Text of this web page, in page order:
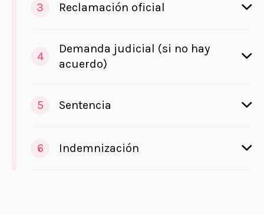
3 Reclamación oficial
4
Demanda judicial (si no hay
acuerdo)
5 Sentencia
6 Indemnización